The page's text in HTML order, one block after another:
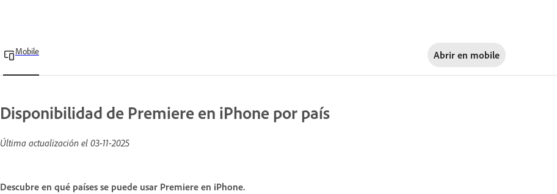
Mobile Abrir en mobile
Disponibilidad de Premiere en iPhone por país
Última actualización el 03-11-2025
Descubre en qué países se puede usar Premiere en iPhone.